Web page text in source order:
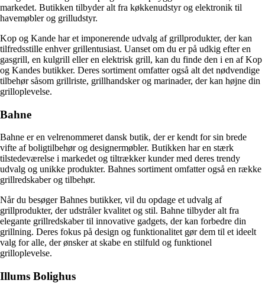
markedet. Butikken tilbyder alt fra køkkenudstyr og elektronik til
havemøbler og grilludstyr.
Kop og Kande har et imponerende udvalg af grillprodukter, der kan
tilfredsstille enhver grillentusiast. Uanset om du er på udkig efter en
gasgrill, en kulgrill eller en elektrisk grill, kan du finde den i en af Kop
og Kandes butikker. Deres sortiment omfatter også alt det nødvendige
tilbehør såsom grillriste, grillhandsker og marinader, der kan højne din
grilloplevelse.
Bahne
Bahne er en velrenommeret dansk butik, der er kendt for sin brede
vifte af boligtilbehør og designermøbler. Butikken har en stærk
tilstedeværelse i markedet og tiltrækker kunder med deres trendy
udvalg og unikke produkter. Bahnes sortiment omfatter også en række
grillredskaber og tilbehør.
Når du besøger Bahnes butikker, vil du opdage et udvalg af
grillprodukter, der udstråler kvalitet og stil. Bahne tilbyder alt fra
elegante grillredskaber til innovative gadgets, der kan forbedre din
grillning. Deres fokus på design og funktionalitet gør dem til et ideelt
valg for alle, der ønsker at skabe en stilfuld og funktionel
grilloplevelse.
Illums Bolighus